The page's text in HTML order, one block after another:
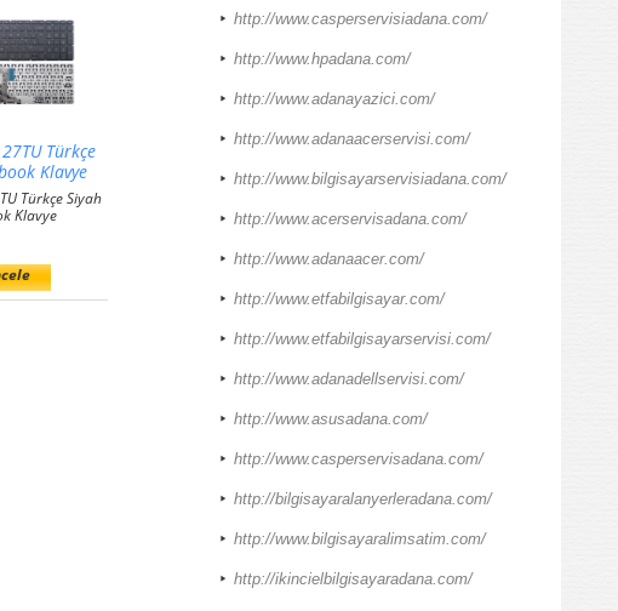
Türkçe
Klavye
Türkçe Siyah
Klavye
http://www.casperservisiadana.com/
http://www.hpadana.com/
http://www.adanayazici.com/
http://www.adanaacerservisi.com/
http://www.bilgisayarservisiadana.com/
http://www.acerservisadana.com/
http://www.adanaacer.com/
http://www.etfabilgisayar.com/
http://www.etfabilgisayarservisi.com/
http://www.adanadellservisi.com/
http://www.asusadana.com/
http://www.casperservisadana.com/
http://bilgisayaralanyerleradana.com/
http://www.bilgisayaralimsatim.com/
http://ikincielbilgisayaradana.com/